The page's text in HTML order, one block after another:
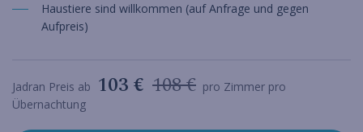
Haustiere sind willkommen (auf Anfrage und gegen
Aufpreis)
Jadran Preis ab 103 € 108 € pro Zimmer pro
Übernachtung